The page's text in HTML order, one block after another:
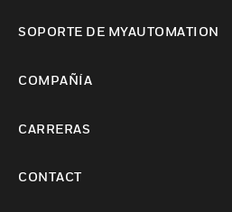
SOPORTE DE MYAUTOMATION
COMPAÑÍA
CARRERAS
CONTACT